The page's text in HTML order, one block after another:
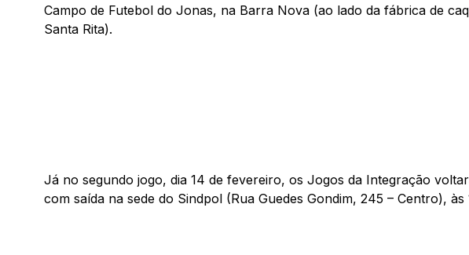
Campo de Futebol do Jonas, na Barra Nova (ao lado da fábrica de
Santa Rita).
Já no segundo jogo, dia 14 de fevereiro, os Jogos da Integração
com saída na sede do Sindpol (Rua Guedes Gondim, 245 – Centro), às